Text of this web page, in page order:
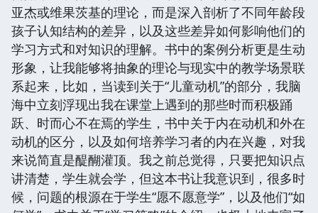
亚杰或维果茨基的理论，而是深入剖析了不同年龄段
孩子认知结构的差异，以及这些差异如何影响他们的
学习方式和对知识的理解。书中的案例分析更是生动
形象，让我能够将抽象的理论与现实中的教学场景联
系起来，比如，当读到关于“儿童动机”的部分，我脑
海中立刻浮现出我在课堂上遇到的那些时而积极踊
跃、时而心不在焉的学生，书中关于内在动机和外在
动机的区分，以及如何培养学习者的内在兴趣，对我
来说简直是醍醐灌顶。我之前总觉得，只要把知识点
讲清楚，学生就会学，但这本书让我意识到，很多时
候，问题的根源在于学生“愿不愿意学”，以及他们“如